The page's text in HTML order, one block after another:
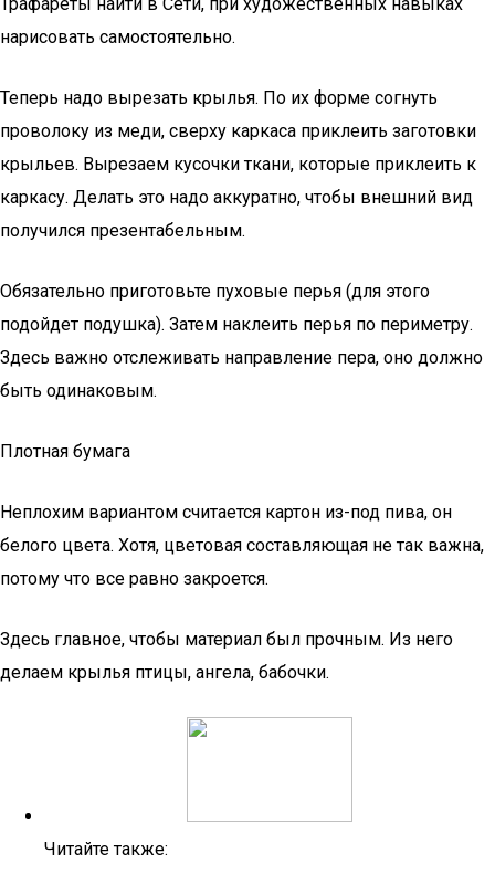
нарисовать самостоятельно.
Теперь надо вырезать крылья. По их форме согнуть
проволоку из меди, сверху каркаса приклеить заготовки
крыльев. Вырезаем кусочки ткани, которые приклеить к
каркасу. Делать это надо аккуратно, чтобы внешний вид
получился презентабельным.
Обязательно приготовьте пуховые перья (для этого
подойдет подушка). Затем наклеить перья по периметру.
Здесь важно отслеживать направление пера, оно должно
быть одинаковым.
Плотная бумага
Неплохим вариантом считается картон из-под пива, он
белого цвета. Хотя, цветовая составляющая не так важна,
потому что все равно закроется.
Здесь главное, чтобы материал был прочным. Из него
делаем крылья птицы, ангела, бабочки.
Читайте также: